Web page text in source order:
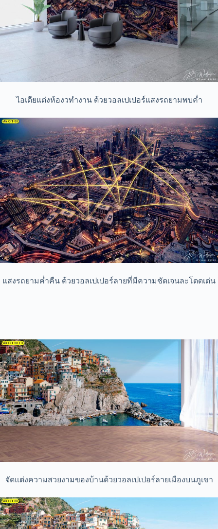
ไอเดียแต่งห้องวทำงาน ด้วยวอลเปเปอร์แสงรถยามพบค่ำ
แสงรถยามค่ำคืน ด้วยวอลเปเปอร์ลายที่มีความชัดเจนละโดดเด่น
จัดแต่งความสวยงามของบ้านด้วยวอลเปเปอร์ลายเมืองบนภูเขา